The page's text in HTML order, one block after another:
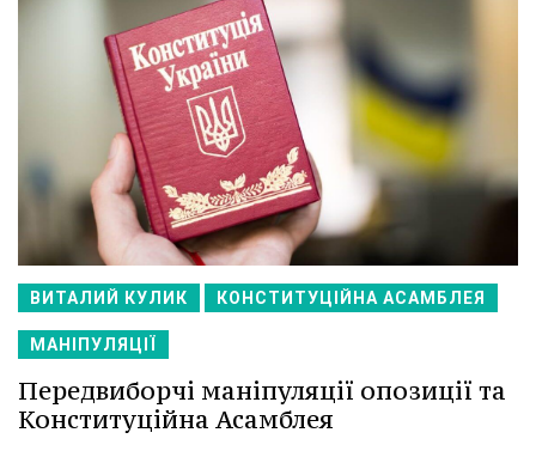
ВИТАЛИЙ КУЛИК КОНСТИТУЦІЙНА АСАМБЛЕЯ
МАНІПУЛЯЦІЇ
Передвиборчі маніпуляції опозиції та
Конституційна Асамблея